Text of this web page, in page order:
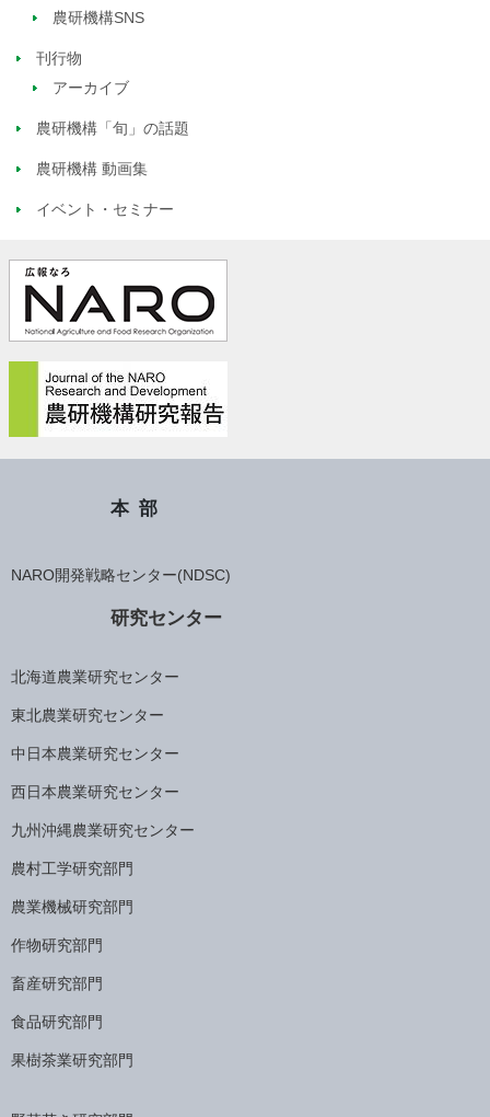
農研機構SNS
刊行物
アーカイブ
農研機構「旬」の話題
農研機構 動画集
イベント・セミナー
本部
NARO開発戦略センター(NDSC)
研究センター
北海道農業研究センター
東北農業研究センター
中日本農業研究センター
西日本農業研究センター
九州沖縄農業研究センター
農村工学研究部門
農業機械研究部門
作物研究部門
畜産研究部門
食品研究部門
果樹茶業研究部門